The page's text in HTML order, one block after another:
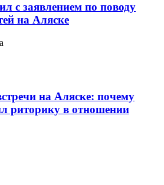
с заявлением по поводу
на Аляске
на Аляске: почему
риторику в отношении